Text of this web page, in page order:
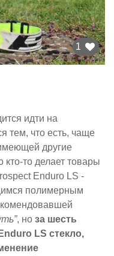
1
идти на
тем, что есть, чаще
другие
кто-то делает товары
Enduro LS -
полимерным
, но за шесть
LS стекло,